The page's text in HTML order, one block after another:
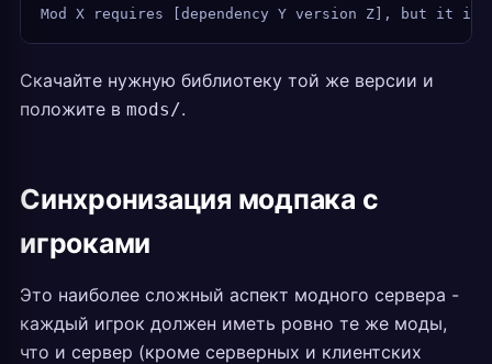
Mod X requires [dependency Y version Z], but it is
Скачайте нужную библиотеку той же версии и
положите в mods/.
Синхронизация модпака с
игроками
Это наиболее сложный аспект модного сервера -
каждый игрок должен иметь ровно те же моды,
что и сервер (кроме серверных и клиентских